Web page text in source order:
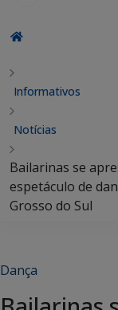
Informativos
Notícias
Bailarinas se
espetáculo de
Grosso do Sul
Dança